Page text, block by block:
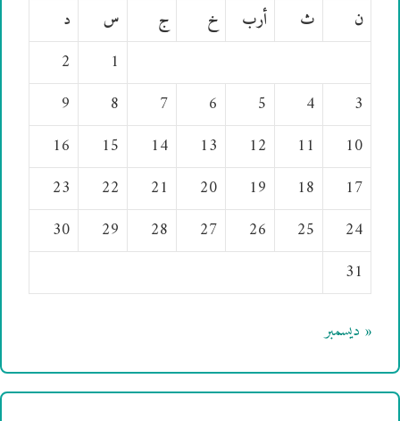
ن
ث أرب خ ج س
د
1
2
3
4
5
6
7
8
9
10
11
12
13
14
15
16
17
18
19
20
21
22
23
24
25
26
27
28
29
30
31
« ديسمبر